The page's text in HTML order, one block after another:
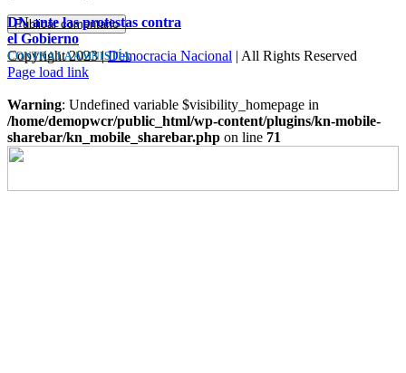
DN ante las protestas contra
el Gobierno
CONTRA LA AMNISTÍA
Copyright 2023 |Democracia Nacional | All Rights Reserved
Facebook
Twitter
Instagram
Page load link
Warning: Undefined variable $visibility_homepage in
/home/demopwcr/public_html/wp-content/plugins/kn-mobile-
sharebar/kn_mobile_sharebar.php on line 71